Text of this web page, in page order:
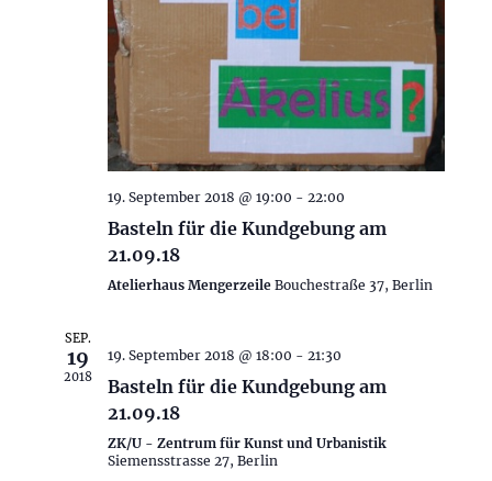
19. September 2018 @ 19:00 - 22:00
Basteln für die Kundgebung am
21.09.18
Atelierhaus Mengerzeile Bouchestraße 37, Berlin
SEP.
19
2018
19. September 2018 @ 18:00 - 21:30
Basteln für die Kundgebung am
21.09.18
ZK/U - Zentrum für Kunst und Urbanistik
Siemensstrasse 27, Berlin